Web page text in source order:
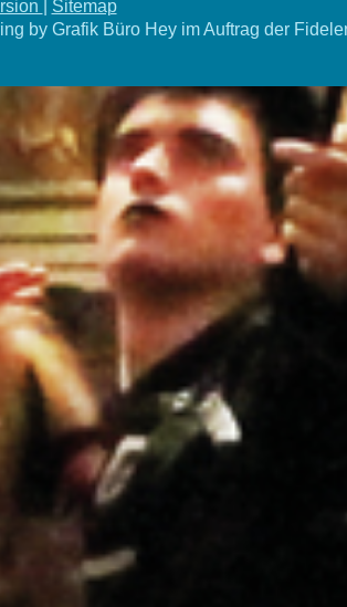
Sitemap
by Grafik Büro Hey im Auftrag der